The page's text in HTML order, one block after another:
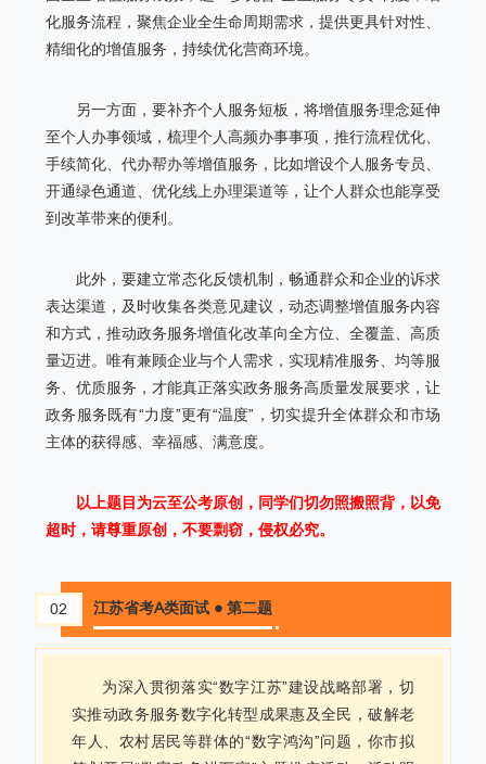
化服务流程，聚焦企业全生命周期需求，提供更具针对性、
精细化的增值服务，持续优化营商环境。
另一方面，要补齐个人服务短板，将增值服务理念延伸
至个人办事领域，梳理个人高频办事事项，推行流程优化、
手续简化、代办帮办等增值服务，比如增设个人服务专员、
开通绿色通道、优化线上办理渠道等，让个人群众也能享受
到改革带来的便利。
此外，要建立常态化反馈机制，畅通群众和企业的诉求
表达渠道，及时收集各类意见建议，动态调整增值服务内容
和方式，推动政务服务增值化改革向全方位、全覆盖、高质
量迈进。唯有兼顾企业与个人需求，实现精准服务、均等服
务、优质服务，才能真正落实政务服务高质量发展要求，让
政务服务既有“力度”更有“温度”，切实提升全体群众和市场
主体的获得感、幸福感、满意度。
以上题目为云至公考原创，同学们切勿照搬照背，以免
超时，请尊重原创，不要剽窃，侵权必究。
02 江苏省考A类面试 ● 第二题
为深入贯彻落实“数字江苏”建设战略部署，切
实推动政务服务数字化转型成果惠及全民，破解老
年人、农村居民等群体的“数字鸿沟”问题，你市拟